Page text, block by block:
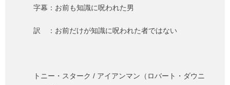
字幕：お前も知識に呪われた男
訳 ：お前だけが知識に呪われた者ではない
トニー・スターク / アイアンマン（ロバート・ダウニ